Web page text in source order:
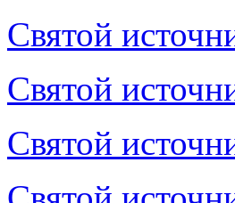
Святой
Святой
Святой